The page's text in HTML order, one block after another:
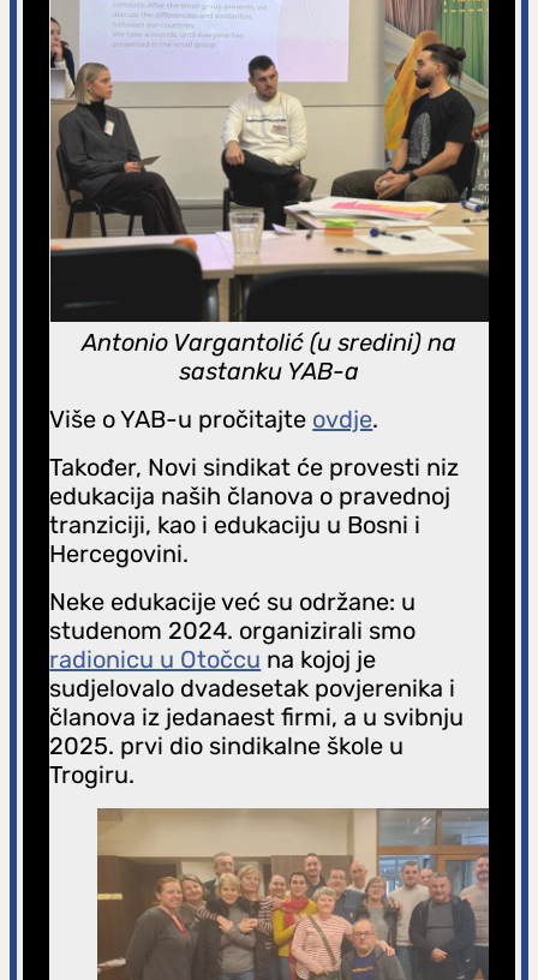
Antonio Vargantolić (u sredini) na
sastanku YAB-a
Više o YAB-u pročitajte ovdje.
Također, Novi sindikat će provesti niz
edukacija naših članova o pravednoj
tranziciji, kao i edukaciju u Bosni i
Hercegovini.
Neke edukacije već su održane: u
studenom 2024. organizirali smo
radionicu u Otočcu na kojoj je
sudjelovalo dvadesetak povjerenika i
članova iz jedanaest firmi, a u svibnju
2025. prvi dio sindikalne škole u
Trogiru.